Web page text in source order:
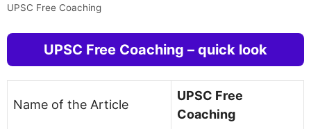
UPSC Free Coaching
UPSC Free Coaching – quick look
Name of the Article
UPSC Free
Coaching